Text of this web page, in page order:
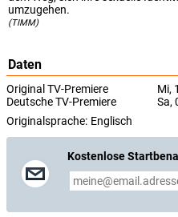
umzugehen.
(TIMM)
Daten
Original TV-Premiere
Mi,
Deutsche TV-Premiere
Sa,
Originalsprache: Englisch
Kostenlose